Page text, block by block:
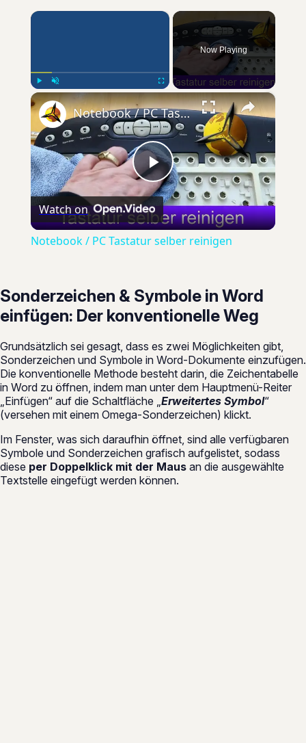
×
Now Playing
×
Play
Video
Notebook / PC Tastatur selber reinigen
Watch on
Notebook / PC Tastatur selber reinigen
Sonderzeichen & Symbole in Word
einfügen: Der konventionelle Weg
Grundsätzlich sei gesagt, dass es zwei Möglichkeiten gibt,
Sonderzeichen und Symbole in Word-Dokumente einzufügen.
Die konventionelle Methode besteht darin, die Zeichentabelle
in Word zu öffnen, indem man unter dem Hauptmenü-Reiter
„Einfügen“ auf die Schaltfläche „Erweitertes Symbol“
(versehen mit einem Omega-Sonderzeichen) klickt.
Im Fenster, was sich daraufhin öffnet, sind alle verfügbaren
Symbole und Sonderzeichen grafisch aufgelistet, sodass
diese per Doppelklick mit der Maus an die ausgewählte
Textstelle eingefügt werden können.